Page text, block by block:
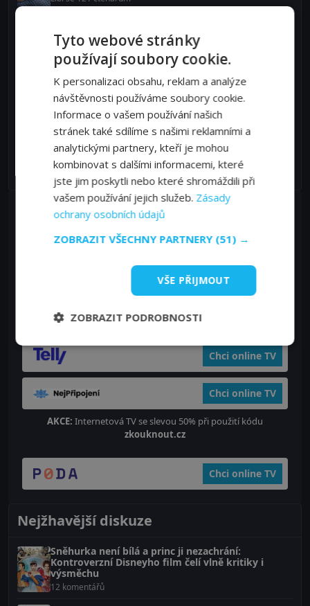
snowboardu další zlato?
Líbí se 46 čtenářům
Metoděj Jílek dnes útočí na zlato. Vyjde mu to na
jeho nejlepší trati?
Líbí se 42 čtenářům
Martina Sáblíková na ZOH 2026 – bude závod na 3
kilometry medailový?
Líbí se 32 čtenářům
Sledujte TV živě online na:
Chci online TV
Chci online TV
Chci online TV
Chci online TV
AKCE: Internetová TV se slevou 50% při použití kódu
zkouknout.cz
Chci online TV
Nejžhavější diskuze
Sněhurka není bílá a princ ji nezachrání:
Kontroverzní Disneyho film čelí vlně kritiky i
výsměchu
12 komentářů
Tyto webové stránky
používají soubory cookie.
K personalizaci obsahu, reklam a analýze
návštěvnosti používáme soubory cookie.
Informace o vašem používání našich
stránek také sdílíme s našimi reklamními a
analytickými partnery, kteří je mohou
kombinovat s dalšími informacemi, které
jste jim poskytli nebo které shromáždili při
vašem používání jejich služeb. Zásady
ochrany osobních údajů
ZOBRAZIT VŠECHNY PARTNERY (51) →
VŠE PŘIJMOUT
ZOBRAZIT PODROBNOSTI